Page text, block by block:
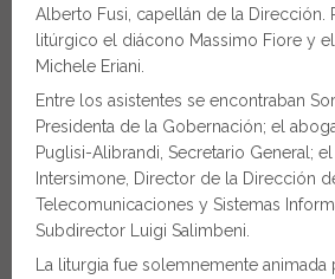
Alberto Fusi, capellán de la Dirección.
litúrgico el diácono Massimo Fiore y
Michele Eriani.
Entre los asistentes se encontraban
Presidenta de la Gobernación; el
Puglisi-Alibrandi, Secretario General;
Intersimone, Director de la Dirección
Telecomunicaciones y Sistemas
Subdirector Luigi Salimbeni.
La liturgia fue solemnemente